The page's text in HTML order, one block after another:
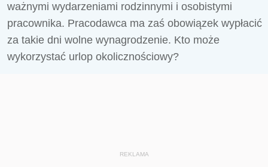
ważnymi wydarzeniami rodzinnymi i osobistymi
pracownika. Pracodawca ma zaś obowiązek wypłacić
za takie dni wolne wynagrodzenie. Kto może
wykorzystać urlop okolicznościowy?
REKLAMA